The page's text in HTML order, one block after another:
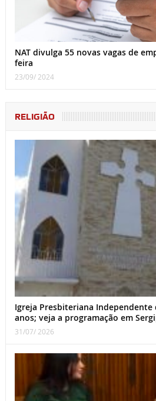
NAT divulga 55 novas vagas de
feira
23/09/ 2024
RELIGIÃO
Igreja Presbiteriana Independente
anos; veja a programação em
31/07/ 2026